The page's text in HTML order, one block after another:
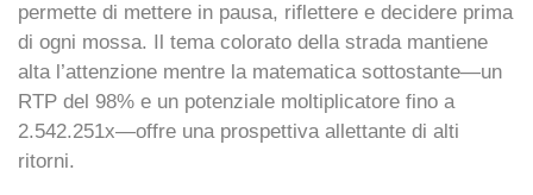
permette di mettere in pausa, riflettere e decidere prima
di ogni mossa. Il tema colorato della strada mantiene
alta l’attenzione mentre la matematica sottostante—un
RTP del 98% e un potenziale moltiplicatore fino a
2.542.251x—offre una prospettiva allettante di alti
ritorni.